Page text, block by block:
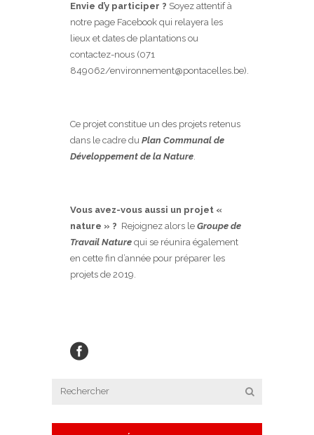
Envie d’y participer ? Soyez attentif à
notre page Facebook qui relayera les
lieux et dates de plantations ou
contactez-nous (071
849062/environnement@pontacelles.be).
Ce projet constitue un des projets retenus
dans le cadre du Plan Communal de
Développement de la Nature.
Vous avez-vous aussi un projet «
nature » ? Rejoignez alors le Groupe de
Travail Nature qui se réunira également
en cette fin d’année pour préparer les
projets de 2019.